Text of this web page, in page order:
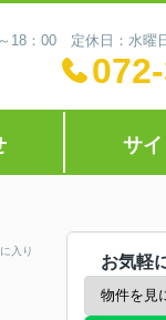
18：00 定休日：水曜
サ
入り
お気軽